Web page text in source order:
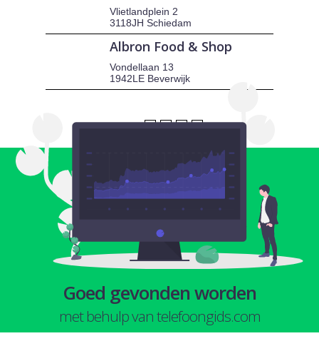
Vlietlandplein 2
3118JH Schiedam
Albron Food & Shop
Vondellaan 13
1942LE Beverwijk
Goed gevonden worden
met behulp van telefoongids.com